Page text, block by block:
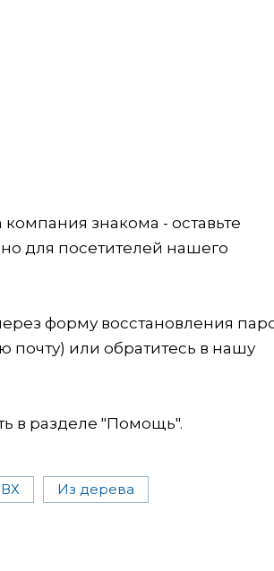
знакома - оставьте
для посетителей нашего
форму восстановления
почту) или обратитесь в нашу
в разделе "Помощь".
Из дерева